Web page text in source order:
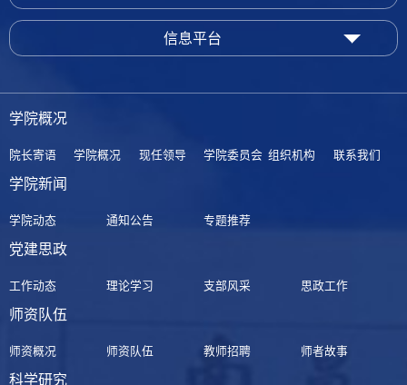
信息平台
学院概况
院长寄语 学院概况 现任领导 学院委员会 组织机构 联系我们
学院新闻
学院动态 通知公告 专题推荐
党建思政
工作动态 理论学习 支部风采 思政工作
师资队伍
师资概况 师资队伍 教师招聘 师者故事
科学研究